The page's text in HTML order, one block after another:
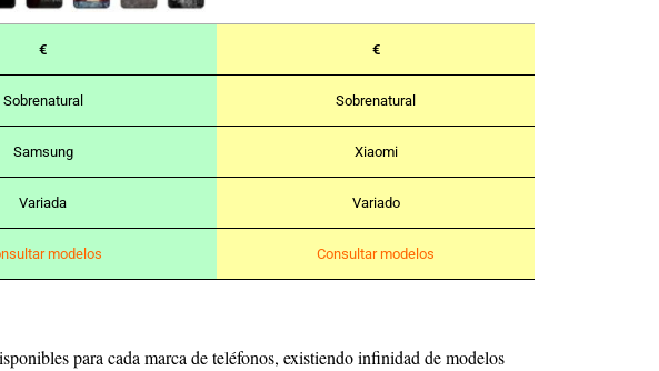
€ €
Sobrenatural Sobrenatural
Samsung Xiaomi
Variada Variado
modelos Consultar modelos
para cada marca de teléfonos, existiendo infinidad de modelos